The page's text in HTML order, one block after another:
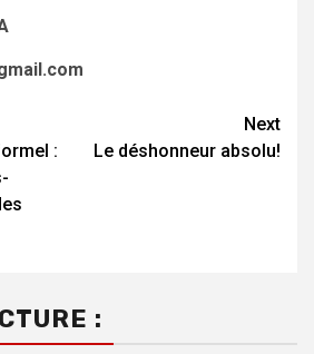
:
Next
Le déshonneur absolu!
: